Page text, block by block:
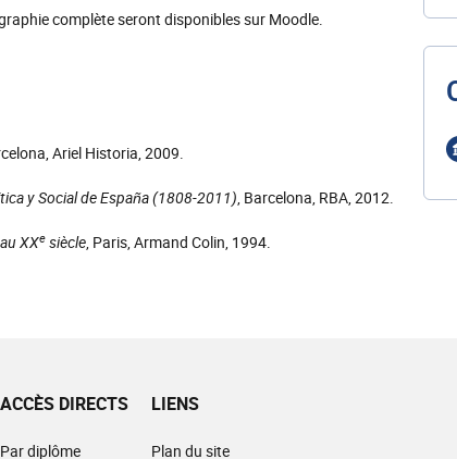
complète seront disponibles sur Moodle.
Ariel Historia, 2009.
y Social de España (1808-2011), Barcelona, RBA, 2012.
XXe siècle, Paris, Armand Colin, 1994.
ACCÈS DIRECTS
Par diplôme
LIENS
Plan du site